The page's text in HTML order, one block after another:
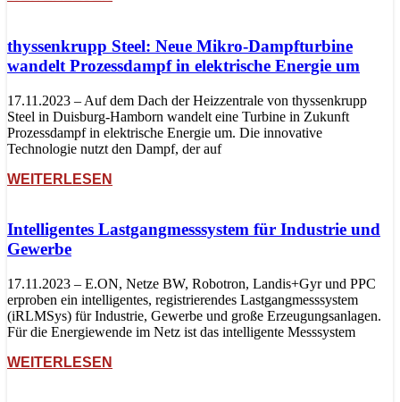
thyssenkrupp Steel: Neue Mikro-Dampfturbine
wandelt Prozessdampf in elektrische Energie um
17.11.2023 – Auf dem Dach der Heizzentrale von thyssenkrupp
Steel in Duisburg-Hamborn wandelt eine Turbine in Zukunft
Prozessdampf in elektrische Energie um. Die innovative
Technologie nutzt den Dampf, der auf
WEITERLESEN
Intelligentes Lastgangmesssystem für Industrie und
Gewerbe
17.11.2023 – E.ON, Netze BW, Robotron, Landis+Gyr und PPC
erproben ein intelligentes, registrierendes Lastgangmesssystem
(iRLMSys) für Industrie, Gewerbe und große Erzeugungsanlagen.
Für die Energiewende im Netz ist das intelligente Messsystem
WEITERLESEN